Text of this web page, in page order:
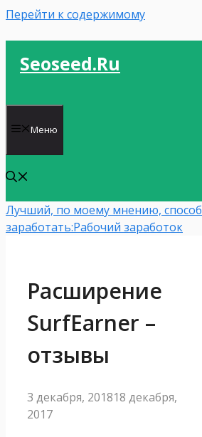
Перейти к содержимому
Seoseed.ru
Меню
Лучший, по моему мнению, способ
заработать:Рабочий заработок
Расширение
SurfEarner –
отзывы
3 декабря, 201818 декабря,
2017